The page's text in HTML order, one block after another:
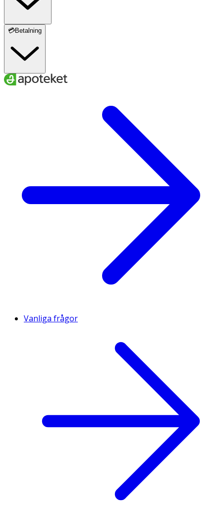
💳Betalning
Vanliga frågor